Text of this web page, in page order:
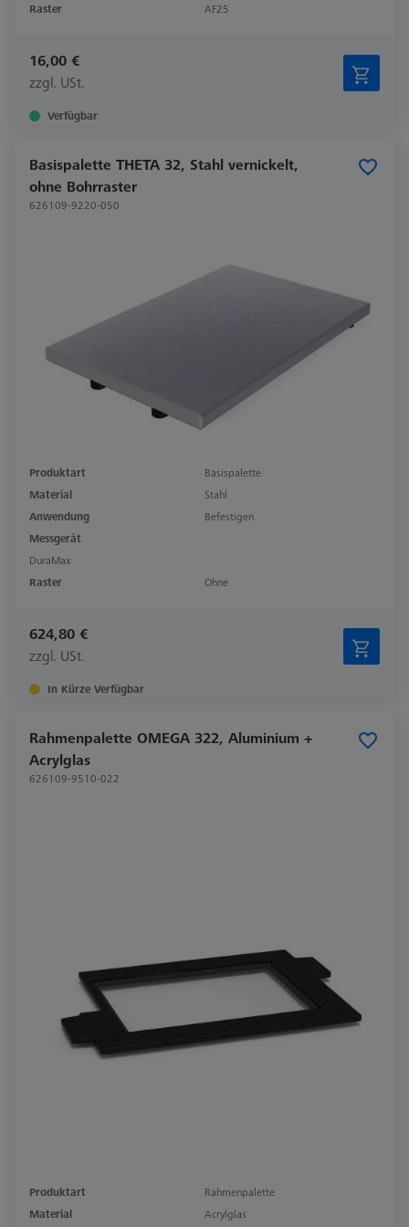
Raster AF25
16,00 €
zzgl. USt.
Verfügbar
Basispalette THETA 32, Stahl vernickelt,
ohne Bohrraster
626109-9220-050
Produktart
Basispalette
Material
Stahl
Anwendung
Befestigen
Messgerät
DuraMax
Raster
Ohne
624,80 €
zzgl. USt.
In Kürze Verfügbar
Rahmenpalette OMEGA 322, Aluminium +
Acrylglas
626109-9510-022
Produktart
Rahmenpalette
Material
Acrylglas